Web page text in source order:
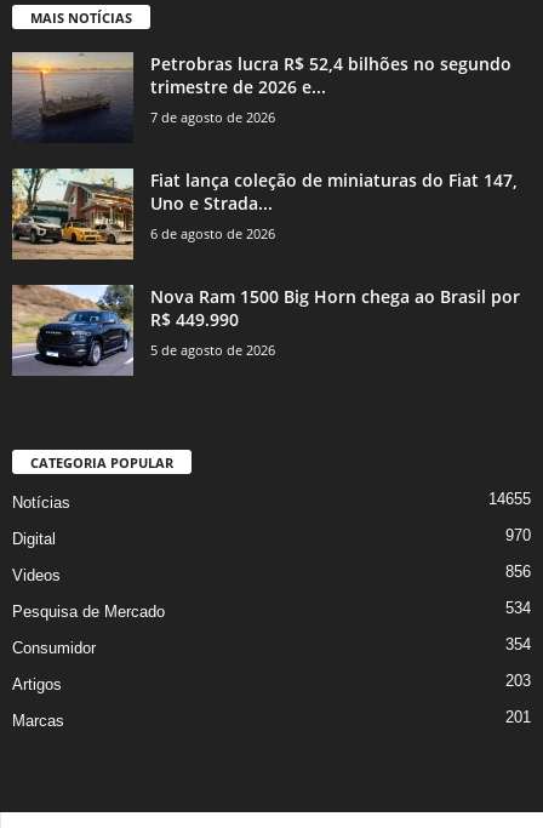
MAIS NOTÍCIAS
Petrobras lucra R$ 52,4 bilhões no segundo
trimestre de 2026 e...
7 de agosto de 2026
Fiat lança coleção de miniaturas do Fiat 147,
Uno e Strada...
6 de agosto de 2026
Nova Ram 1500 Big Horn chega ao Brasil por
R$ 449.990
5 de agosto de 2026
CATEGORIA POPULAR
Notícias 14655
Digital 970
Videos 856
Pesquisa de Mercado 534
Consumidor 354
Artigos 203
Marcas 201